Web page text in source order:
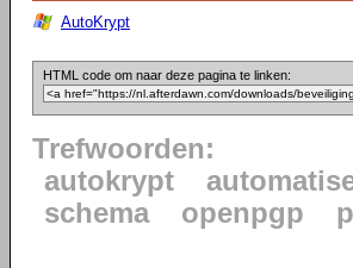
AutoKrypt
HTML code om naar deze pagina te linken:
Trefwoorden:
autokrypt
schema
openpgp